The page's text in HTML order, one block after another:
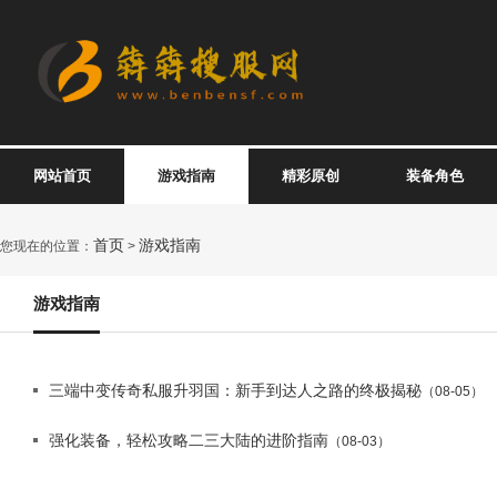
网站首页 游戏指南 精彩原创 装备角色
您现在的位置： 首页 > 游戏指南
游戏指南
三端中变传奇私服升羽国：新手到达人之路的终极揭秘 （08-05）
强化装备，轻松攻略二三大陆的进阶指南 （08-03）